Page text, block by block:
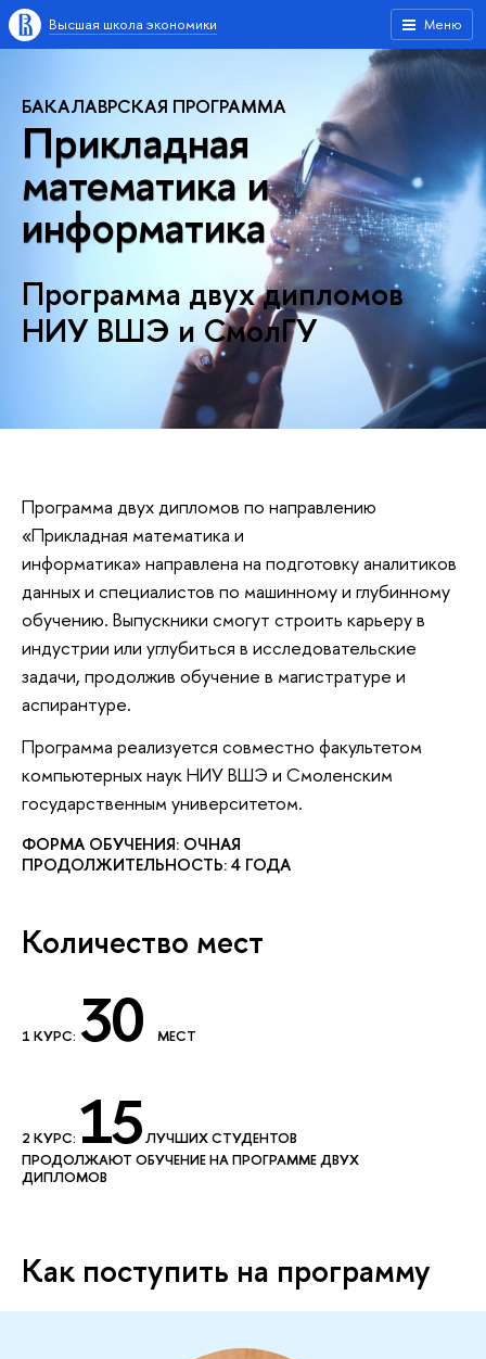
Меню
Высшая школа экономики
БАКАЛАВРСКАЯ ПРОГРАММА
Прикладная
математика и
информатика
Программа двух дипломов
НИУ ВШЭ и СмолГУ
Программа двух дипломов по направлению
«Прикладная математика и
информатика» направлена на подготовку аналитиков
данных и специалистов по машинному и глубинному
обучению. Выпускники смогут строить карьеру в
индустрии или углубиться в исследовательские
задачи, продолжив обучение в магистратуре и
аспирантуре.
Программа реализуется совместно факультетом
компьютерных наук НИУ ВШЭ и Смоленским
государственным университетом.
ФОРМА ОБУЧЕНИЯ: ОЧНАЯ
ПРОДОЛЖИТЕЛЬНОСТЬ: 4 ГОДА
Количество мест
1 КУРС: 30 МЕСТ
2 КУРС: 15ЛУЧШИХ СТУДЕНТОВ
ПРОДОЛЖАЮТ ОБУЧЕНИЕ НА ПРОГРАММЕ ДВУХ
ДИПЛОМОВ
Как поступить на программу